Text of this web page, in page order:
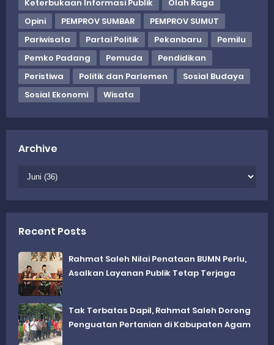
Keterbukaan Informasi Publik
Olah Raga
Opini
PEMPROV SUMBAR
PEMPROV SUMUT
Pariwisata
Partai Politik Pekanbaru
Pemilu
Pemko Padang
Pemuda
Pendidikan
Peristiwa
Politik dan Parlemen
Sosial Budaya
Sosial Ekonomi
Wisata
Archive
Recent Posts
Rahmat Saleh Nilai Penataan BUMN Perlu,
Asalkan Layanan Publik Tetap Terjaga
Tak Terbatas Dapil, Rahmat Saleh Dorong
Penguatan Pertanian di Kabupaten Agam